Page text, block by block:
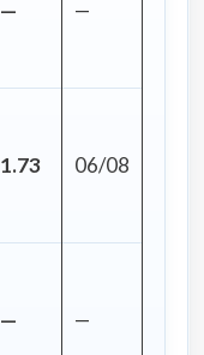
— —
1.73 06/08
— —